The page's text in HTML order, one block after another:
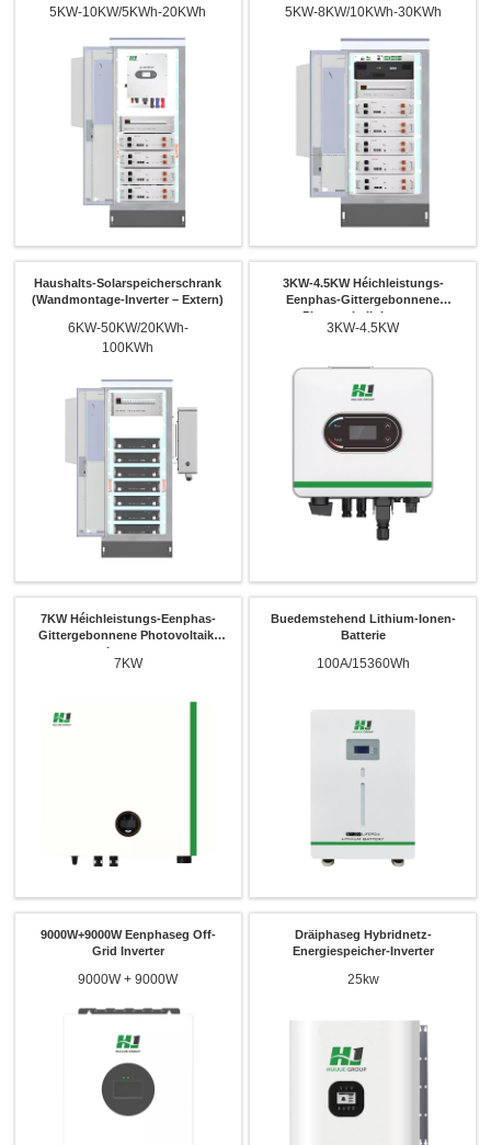
5KW-10KW/5KWh-20KWh 5KW-8KW/10KWh-30KWh
Haushalts-Solarspeicherschrank
(Wandmontage-Inverter – Extern)
6KW-50KW/20KWh-
100KWh
3KW-4.5KW Héichleistungs-
Eenphas-Gittergebonnene
Photovoltaik-Inverter
3KW-4.5KW
7KW Héichleistungs-Eenphas-
Gittergebonnene Photovoltaik-
Inverter
7KW
Buedemstehend Lithium-Ionen-
Batterie
100A/15360Wh
9000W+9000W Eenphaseg Off-
Grid Inverter
9000W + 9000W
Dräiphaseg Hybridnetz-
Energiespeicher-Inverter
25kw